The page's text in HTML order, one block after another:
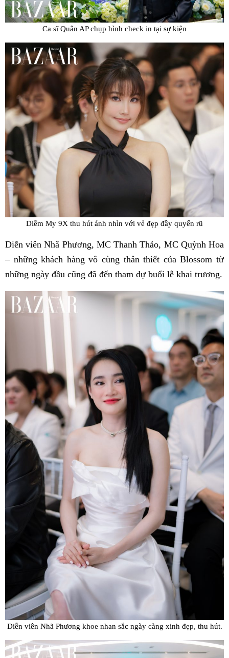
Ca sĩ Quân AP chụp hình check in tại sự kiện
Diễm My 9X thu hút ánh nhìn với vẻ đẹp đầy quyến rũ
Diễn viên Nhã Phương, MC Thanh Thảo, MC Quỳnh Hoa
– những khách hàng vô cùng thân thiết của Blossom từ
những ngày đầu cũng đã đến tham dự buổi lễ khai trương.
Diễn viên Nhã Phương khoe nhan sắc ngày càng xinh đẹp, thu hút.